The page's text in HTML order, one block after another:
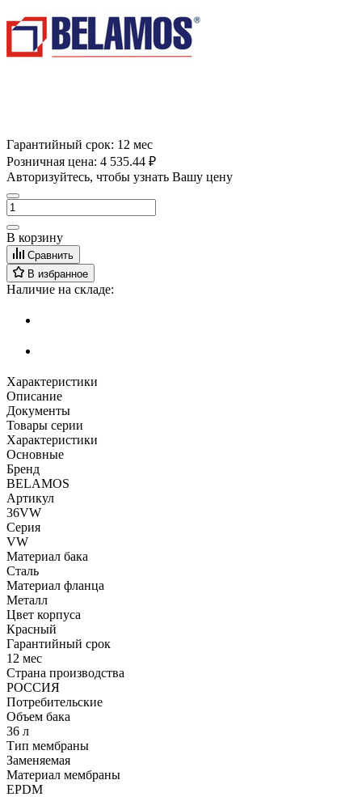
Гарантийный срок: 12 мес
Розничная цена: 4 535.44 ₽
Авторизуйтесь, чтобы узнать Вашу цену
В корзину
Сравнить
В избранное
Наличие на складе:
Характеристики
Описание
Документы
Товары серии
Характеристики
Основные
Бренд
BELAMOS
Артикул
36VW
Серия
VW
Материал бака
Сталь
Материал фланца
Металл
Цвет корпуса
Красный
Гарантийный срок
12 мес
Страна производства
РОССИЯ
Потребительские
Объем бака
36 л
Тип мембраны
Заменяемая
Материал мембраны
EPDM